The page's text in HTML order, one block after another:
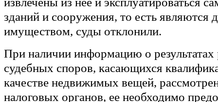
зданий и сооружения, то есть
имуществом, суды отклонили.
При наличии информацию о результатах
судебных споров, касающихся
качестве недвижимых вещей,
налоговых органов, ее необходимо